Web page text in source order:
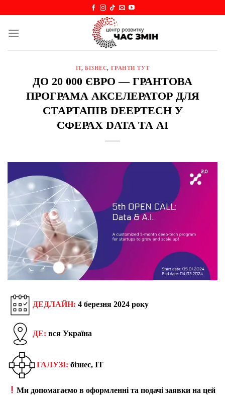
content
IT,БІЗНЕС, ГРАНТИ ТУТ
ДО 20 000 ЄВРО — ГРАНТОВА
ПРОГРАМА АКСЕЛЕРАТОР ДЛЯ
СТАРТАПІВ DEEPTECH У
СФЕРАХ DATA ТА AI
ДЕДЛАЙН: 4 березня 2024 року
ДЕ: вся Україна
ГАЛУЗІ: бізнес, IT
Ми допомагаємо в оформленні та подачі заявки на цей